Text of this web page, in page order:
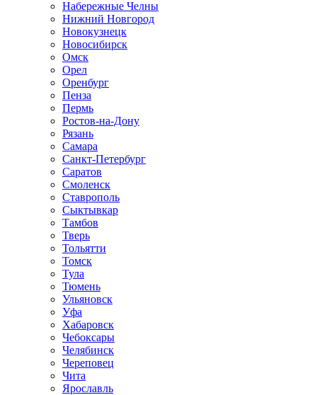
Набережные Челны
Нижний Новгород
Новокузнецк
Новосибирск
Омск
Орел
Оренбург
Пенза
Пермь
Ростов-на-Дону
Рязань
Самара
Санкт-Петербург
Саратов
Смоленск
Ставрополь
Сыктывкар
Тамбов
Тверь
Тольятти
Томск
Тула
Тюмень
Ульяновск
Уфа
Хабаровск
Чебоксары
Челябинск
Череповец
Чита
Ярославль